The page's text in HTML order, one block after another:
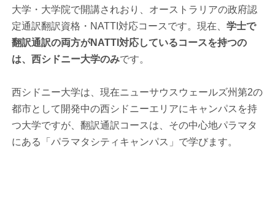
大学・大学院で開講されおり、オーストラリアの政府認
定通訳翻訳資格・NATTI対応コースです。現在、学士で
翻訳通訳の両方がNATTI対応しているコースを持つの
は、西シドニー大学のみです。
西シドニー大学は、現在ニューサウスウェールズ州第2の
都市として開発中の西シドニーエリアにキャンパスを持
つ大学ですが、翻訳通訳コースは、その中心地パラマタ
にある「パラマタシティキャンパス」で学びます。